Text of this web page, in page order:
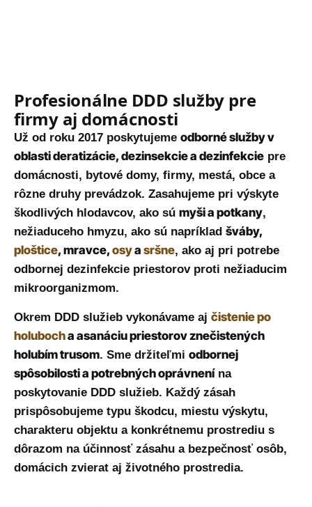
Profesionálne DDD služby pre
firmy aj domácnosti
Už od roku 2017 poskytujeme odborné služby v
oblasti deratizácie, dezinsekcie a dezinfekcie pre
domácnosti, bytové domy, firmy, mestá, obce a
rôzne druhy prevádzok. Zasahujeme pri výskyte
škodlivých hlodavcov, ako sú myši a potkany,
nežiaduceho hmyzu, ako sú napríklad šváby,
ploštice, mravce, osya sršne, ako aj pri potrebe
odbornej dezinfekcie priestorov proti nežiaducim
mikroorganizmom.
Okrem DDD služieb vykonávame aj čistenie po
holubocha asanáciu priestorov znečistených
holubím trusom. Sme držiteľmi odbornej
spôsobilosti a potrebných oprávnenína
poskytovanie DDD služieb. Každý zásah
prispôsobujeme typu škodcu, miestu výskytu,
charakteru objektu a konkrétnemu prostrediu s
dôrazom na účinnosť zásahu a bezpečnosť osôb,
domácich zvierat aj životného prostredia.